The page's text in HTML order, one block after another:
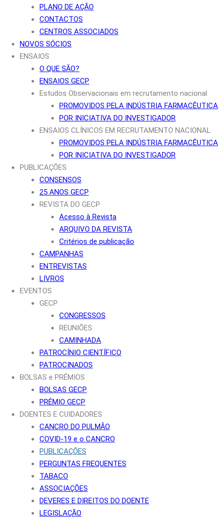
PLANO DE AÇÃO
CONTACTOS
CENTROS ASSOCIADOS
NOVOS SÓCIOS
ENSAIOS
O QUE SÃO?
ENSAIOS GECP
Estudos Observacionais em recrutamento nacional
PROMOVIDOS PELA INDÚSTRIA FARMACÊUTICA
POR INICIATIVA DO INVESTIGADOR
ENSAIOS CLÍNICOS EM RECRUTAMENTO NACIONAL
PROMOVIDOS PELA INDÚSTRIA FARMACÊUTICA
POR INICIATIVA DO INVESTIGADOR
PUBLICAÇÕES
CONSENSOS
25 ANOS GECP
REVISTA DO GECP
Acesso à Revista
ARQUIVO DA REVISTA
Critérios de publicação
CAMPANHAS
ENTREVISTAS
LIVROS
EVENTOS
GECP
CONGRESSOS
REUNIÕES
CAMINHADA
PATROCÍNIO CIENTÍFICO
PATROCINADOS
BOLSAS e PRÉMIOS
BOLSAS GECP
PRÉMIO GECP
DOENTES E CUIDADORES
CANCRO DO PULMÃO
COVID-19 e o CANCRO
PUBLICAÇÕES
PERGUNTAS FREQUENTES
TABACO
ASSOCIAÇÕES
DEVERES E DIREITOS DO DOENTE
LEGISLAÇÃO